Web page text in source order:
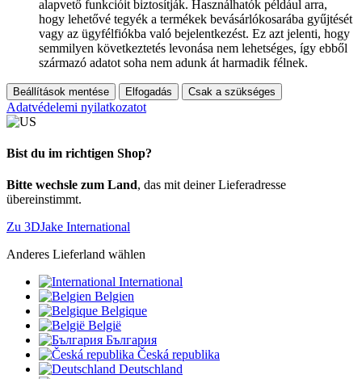
alapvető funkcióit biztosítják. Használhatók például arra,
hogy lehetővé tegyék a termékek bevásárlókosarába gyűjtését
vagy az ügyfélfiókba való bejelentkezést. Ez azt jelenti, hogy
semmilyen következtetés levonása nem lehetséges, így ebből
származó adatot soha nem adunk át harmadik félnek.
Beállítások mentése Elfogadás Csak a szükséges
Adatvédelemi nyilatkozatot
Bist du im richtigen Shop?
Bitte wechsle zum Land, das mit deiner Lieferadresse
übereinstimmt.
Zu 3DJake International
Anderes Lieferland wählen
International
Belgien
Belgique
België
България
Česká republika
Deutschland